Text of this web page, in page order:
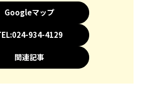
Googleマップ
934-4129
関連記事